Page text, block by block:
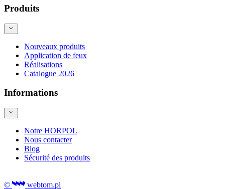
Produits
Nouveaux produits
Application de feux
Réalisations
Catalogue 2026
Informations
Notre HORPOL
Nous contacter
Blog
Sécurité des produits
© webtom.pl